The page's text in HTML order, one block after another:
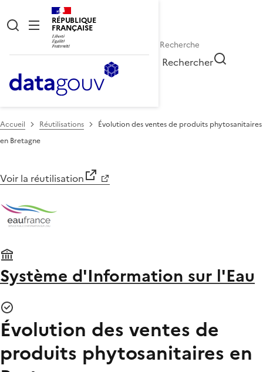
RÉPUBLIQUE
FRANÇAISE
Rechercher
Accueil Réutilisations
Évolution des ventes de produits phytosanitaires
en Bretagne
Voir la réutilisation
Système d'Information sur l'Eau
Évolution des ventes de
produits phytosanitaires en